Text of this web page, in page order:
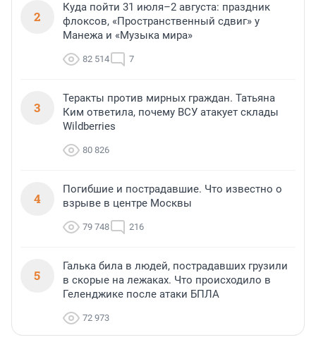
2
Куда пойти 31 июля–2 августа: праздник
флоксов, «Пространственный сдвиг» у
Манежа и «Музыка мира»
82 514 7
3
Теракты против мирных граждан. Татьяна
Ким ответила, почему ВСУ атакует склады
Wildberries
80 826
4
Погибшие и пострадавшие. Что известно о
взрыве в центре Москвы
79 748 216
5
Галька била в людей, пострадавших грузили
в скорые на лежаках. Что происходило в
Геленджике после атаки БПЛА
72 973